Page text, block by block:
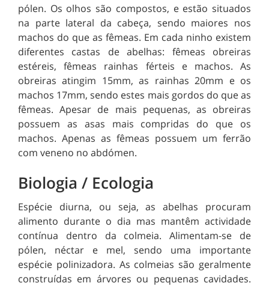
pólen. Os olhos são compostos, e estão situados
na parte lateral da cabeça, sendo maiores nos
machos do que as fêmeas. Em cada ninho existem
diferentes castas de abelhas: fêmeas obreiras
estéreis, fêmeas rainhas férteis e machos. As
obreiras atingim 15mm, as rainhas 20mm e os
machos 17mm, sendo estes mais gordos do que as
fêmeas. Apesar de mais pequenas, as obreiras
possuem as asas mais compridas do que os
machos. Apenas as fêmeas possuem um ferrão
com veneno no abdómen.
Biologia / Ecologia
Espécie diurna, ou seja, as abelhas procuram
alimento durante o dia mas mantêm actividade
contínua dentro da colmeia. Alimentam-se de
pólen, néctar e mel, sendo uma importante
espécie polinizadora. As colmeias são geralmente
construídas em árvores ou pequenas cavidades.